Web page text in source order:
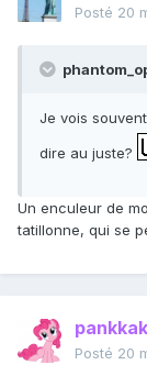
Posté 20
Je vois
dire au juste?
Un enculeur de
tatillonne, qui se
Posté 20